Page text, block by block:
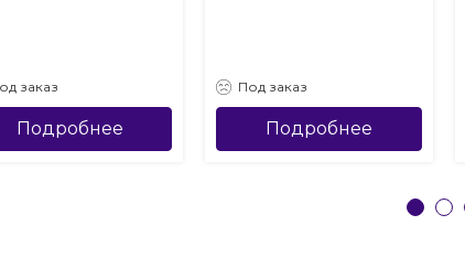
заказ
Подробнее
Под заказ
Подробнее